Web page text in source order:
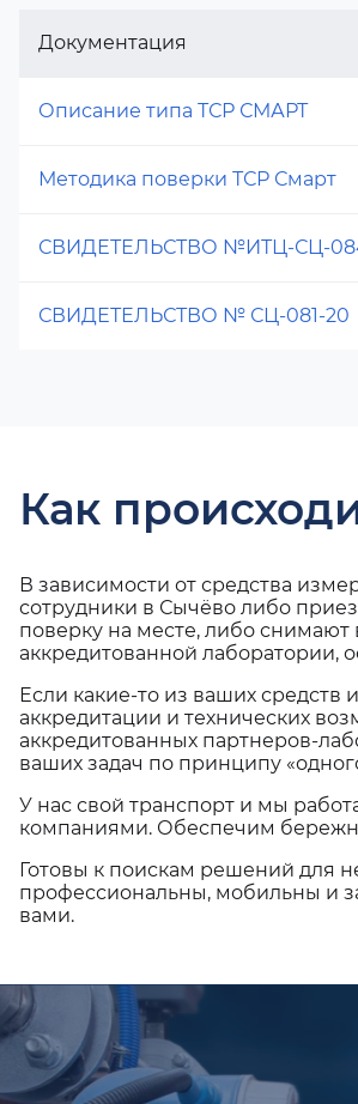
Документация
Описание типа ТСР СМАРТ
Методика поверки ТСР Смарт
СВИДЕТЕЛЬСТВО №ИТЦ-СЦ-
СВИДЕТЕЛЬСТВО № СЦ-081-20
Как
В зависимости от средства
сотрудники в Сычёво либо
поверку на месте, либо
аккредитованной лаборатории,
Если какие-то из ваших
аккредитации и технических
аккредитованных партнеров-
ваших задач по принципу
У нас свой транспорт и мы
компаниями. Обеспечим
Готовы к поискам решений для
профессиональны, мобильны и
вами.